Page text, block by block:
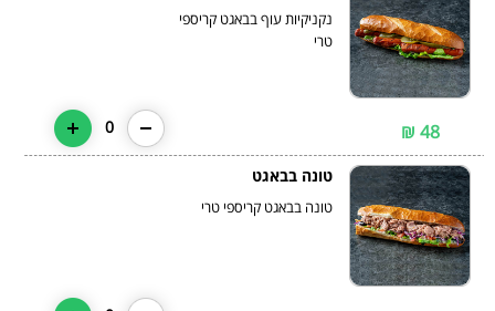
נקניקיות עוף בבאגט קריספי
טרי
48 ₪
0
טונה בבאגט
טונה בבאגט קריספי טרי